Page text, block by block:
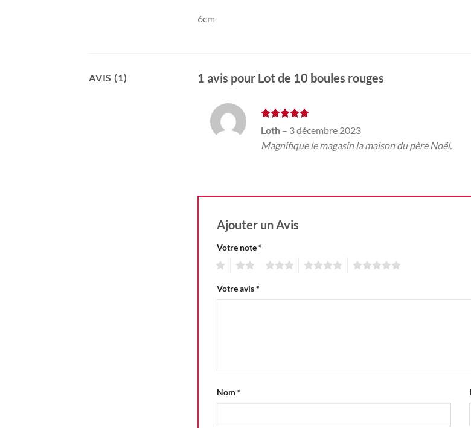
6cm
AVIS (1) 1 avis pour Lot de 10 boules rouges
Note
sur
5
Loth – 3 décembre 2023
Magnifique le magasin la maison du père Noël.
Ajouter un Avis
Votre note*
Votre avis*
Nom *